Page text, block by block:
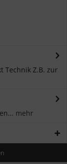
Technik Z.B. zur
mehr